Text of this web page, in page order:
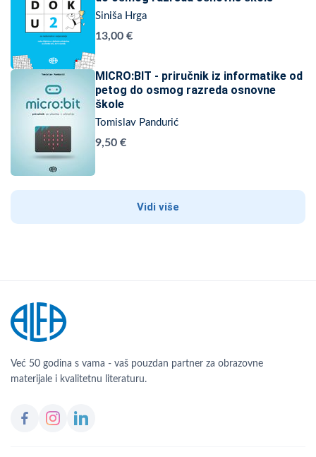
Siniša Hrga
13,00 €
MICRO:BIT - priručnik iz informatike od
petog do osmog razreda osnovne
škole
Tomislav Pandurić
9,50 €
Vidi više
Već 50 godina s vama - vaš pouzdan partner za obrazovne
materijale i kvalitetnu literaturu.